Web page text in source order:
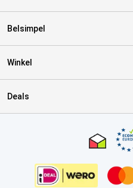
Belsimpel
Winkel
Deals